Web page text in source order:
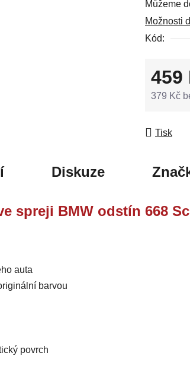
Můžeme
Možnosti
Kód:
459
379 Kč
Tisk
Diskuze
spreji BMW odstín 668
auta
barvou
povrch